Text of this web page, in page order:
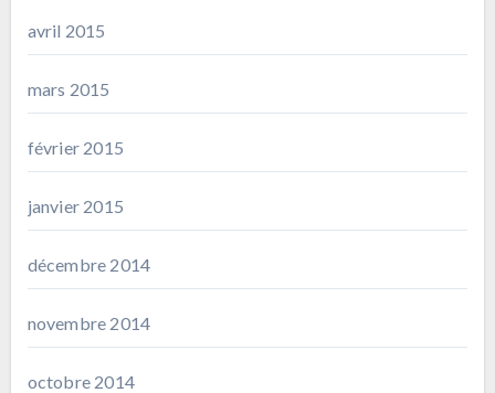
avril 2015
mars 2015
février 2015
janvier 2015
décembre 2014
novembre 2014
octobre 2014